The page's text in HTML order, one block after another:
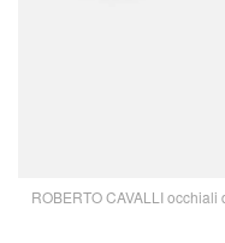
ROBERTO CAVALLI